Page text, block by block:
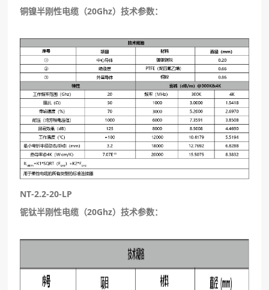
铜镍半刚性电缆（20Ghz）技术参数：
NT-2.2-20-LP
铌钛半刚性电缆（20Ghz）技术参数：